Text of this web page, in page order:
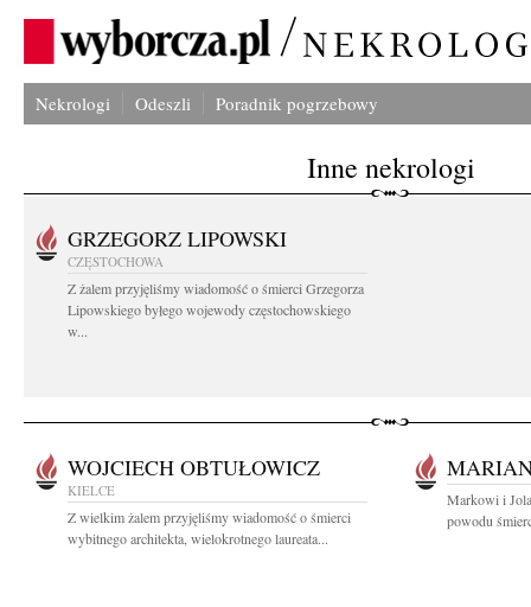
Nekrologi Odeszli Poradnik pogrzebowy
Inne nekrologi
GRZEGORZ LIPOWSKI
CZĘSTOCHOWA
Z żalem przyjęliśmy wiadomość o śmierci Grzegorza
Lipowskiego byłego wojewody częstochowskiego
w...
WOJCIECH OBTUŁOWICZ
KIELCE
Z wielkim żalem przyjęliśmy wiadomość o śmierci
wybitnego architekta, wielokrotnego laureata...
Markowi i
powodu